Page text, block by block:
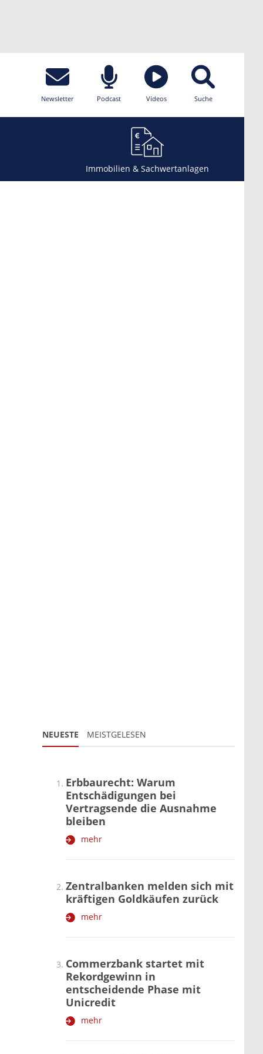
Newsletter Podcast Videos Suche
Immobilien & Sachwertanlagen
NEUESTE MEISTGELESEN
Erbbaurecht: Warum
Entschädigungen bei
Vertragsende die Ausnahme
bleiben
mehr
Zentralbanken melden sich mit
kräftigen Goldkäufen zurück
mehr
Commerzbank startet mit
Rekordgewinn in
entscheidende Phase mit
Unicredit
mehr